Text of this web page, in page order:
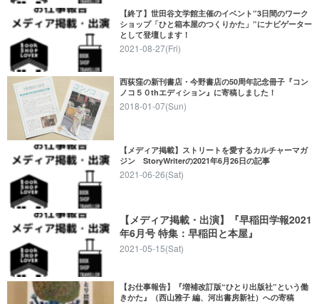
【終了】世田谷文学館主催のイベント”3日間のワーク
ショップ「ひと箱本屋のつくりかた」”にナビゲーター
として登壇します！
2021-08-27(Fri)
西荻窪の新刊書店・今野書店の50周年記念冊子『コン
ノコ５０thエディション』に寄稿しました！
2018-01-07(Sun)
【メディア掲載】ストリートを愛するカルチャーマガ
ジン StoryWriterの2021年6月26日の記事
2021-06-26(Sat)
【メディア掲載・出演】『早稲田学報2021
年6月号 特集：早稲田と本屋』
2021-05-15(Sat)
【お仕事報告】『増補改訂版“ひとり出版社”という働
きかた』（西山雅子 編、河出書房新社）への寄稿